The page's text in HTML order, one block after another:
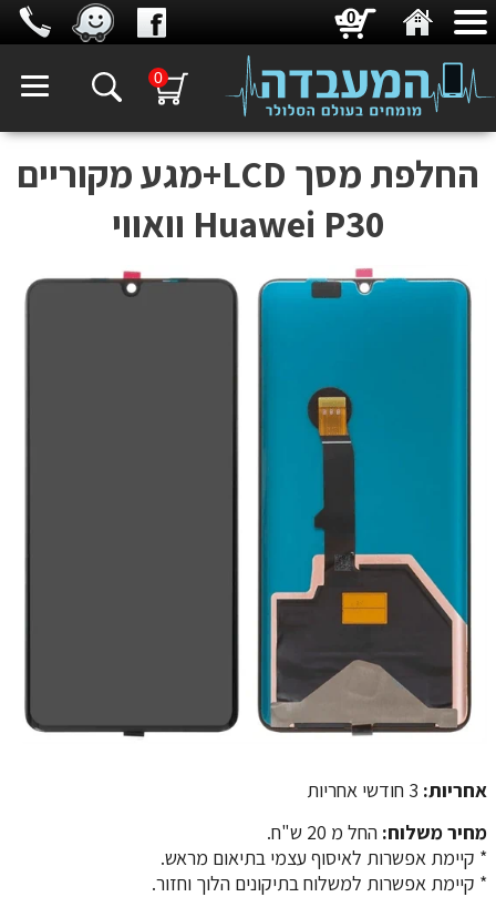
0
החלפת מסך LCD+מגע מקוריים
Huawei P30 וואווי
אחריות: 3 חודשי אחריות
מחיר משלוח: החל מ 20 ש"ח.
​​​​​​​* קיימת אפשרות לאיסוף עצמי בתיאום מראש.
* קיימת אפשרות למשלוח בתיקונים הלוך וחזור.
0